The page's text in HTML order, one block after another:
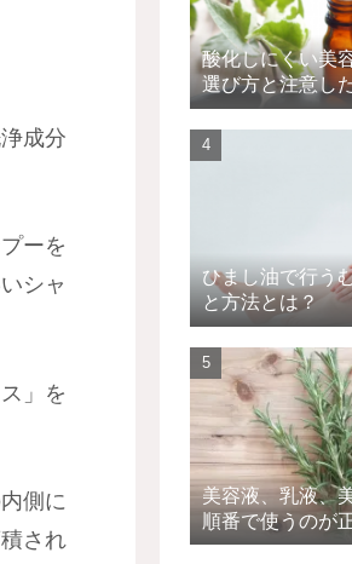
成分
ーを
シャ
」を
側に
され
酸化しにくい美
選び方と注意し
ひまし油で行う
と方法とは？
美容液、乳液、
順番で使うのが